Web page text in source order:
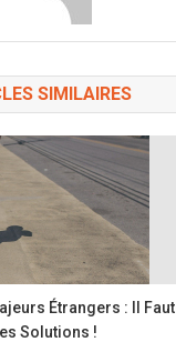
SIMILAIRES
Étrangers : Il Faut
Solutions !